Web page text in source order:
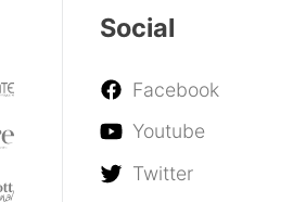
Social
Facebook
Youtube
Twitter